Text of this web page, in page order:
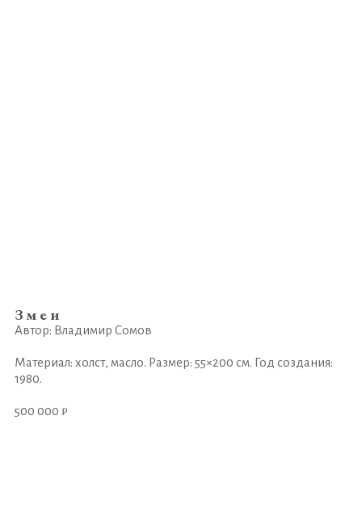
Змеи
Автор: Владимир Сомов
Материал: холст, масло. Размер: 55×200 см. Год создания:
1980.
500 000 ₽